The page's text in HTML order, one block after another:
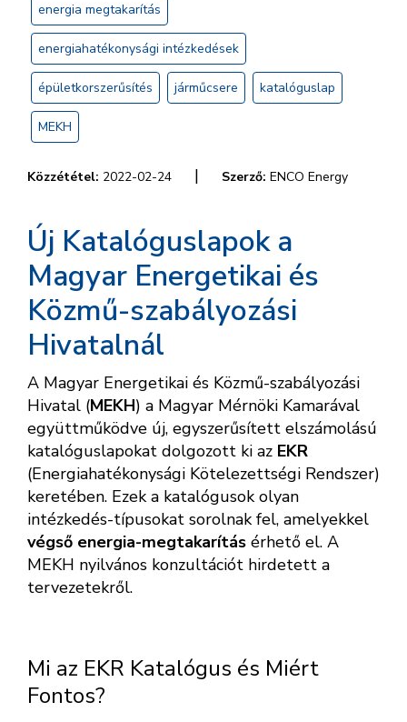
energia megtakarítás
energiahatékonysági intézkedések
épületkorszerűsítés járműcsere katalóguslap
MEKH
Közzététel: 2022-02-24 | Szerző: ENCO Energy
Új Katalóguslapok a
Magyar Energetikai és
Közmű-szabályozási
Hivatalnál
A Magyar Energetikai és Közmű-szabályozási
Hivatal (MEKH) a Magyar Mérnöki Kamarával
együttműködve új, egyszerűsített elszámolású
katalóguslapokat dolgozott ki az EKR
(Energiahatékonysági Kötelezettségi Rendszer)
keretében. Ezek a katalógusok olyan
intézkedés-típusokat sorolnak fel, amelyekkel
végső energia-megtakarítás érhető el. A
MEKH nyilvános konzultációt hirdetett a
tervezetekről.
Mi az EKR Katalógus és Miért
Fontos?